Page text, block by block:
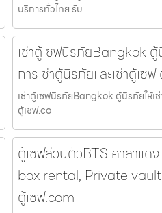
บริการทั่วไทย รับ
เช่าตู้เซฟนิรภัยBangkok ตู้
การเช่าตู้นิรภัยและเช่าตู้เซ
เช่าตู้เซฟนิรภัยBangkok ตู้นิรภัยให้เ
ตู้เซฟ.co
ตู้เซฟส่วนตัวBTS ศาลาแ
box rental, Private
ตู้เซฟ.com